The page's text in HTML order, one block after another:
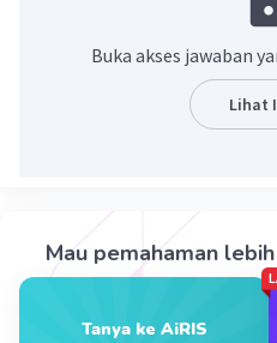
mencari diagonal
menggunakan
Buka akses jawaban
Lihat
Mau pemahaman
Tanya ke AiRIS